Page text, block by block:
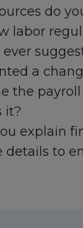
do
labor
ever
a
the payroll
it?
explain
details to